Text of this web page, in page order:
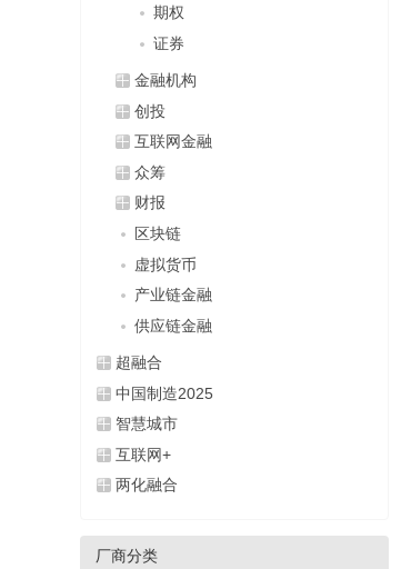
期权
证券
金融机构
创投
互联网金融
众筹
财报
区块链
虚拟货币
产业链金融
供应链金融
超融合
中国制造2025
智慧城市
互联网+
两化融合
厂商分类